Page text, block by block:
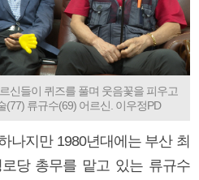
신들이 퀴즈를 풀며 웃음꽃을 피우고
(77) 류규수(69) 어르신. 이우정PD
나지만 1980년대에는 부산 최
당 총무를 맡고 있는 류규수